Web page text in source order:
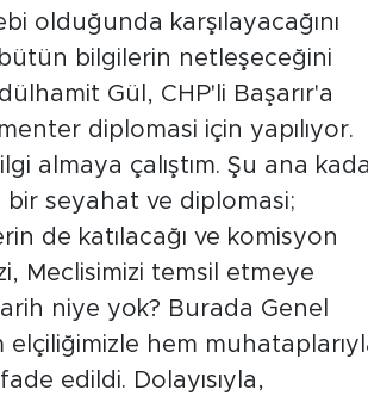
olduğunda karşılayacağını
bilgilerin netleşeceğini
Gül, CHP'li Başarır'a
diplomasi için yapılıyor.
almaya çalıştım. Şu ana
bir seyahat ve diplomasi;
de katılacağı ve komisyon
Meclisimizi temsil etmeye
niye yok? Burada Genel
hem
edildi. Dolayısıyla,